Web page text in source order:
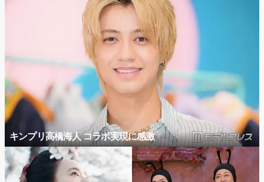
キンプリ高橋海人 コラボ実現に感激